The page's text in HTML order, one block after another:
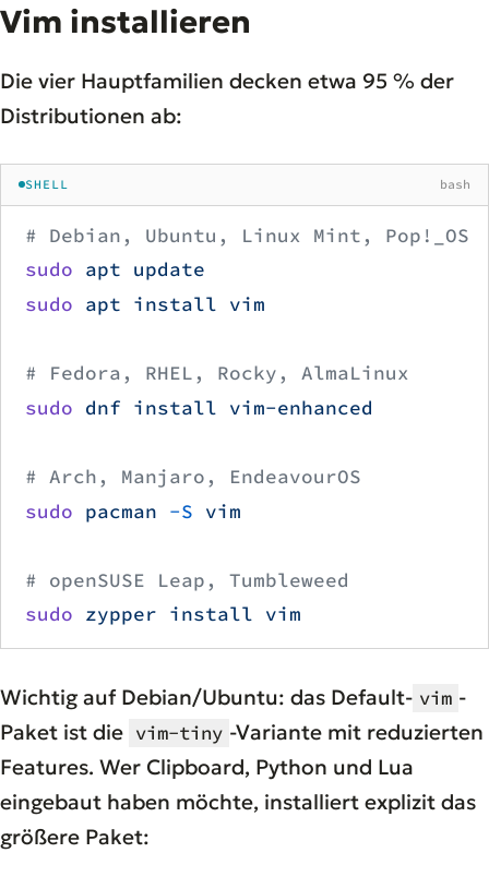
Vim installieren
Die vier Hauptfamilien decken etwa 95 % der
Distributionen ab:
SHELL bash
# Debian, Ubuntu, Linux Mint, Pop!_OS
sudo apt update
sudo apt install vim
# Fedora, RHEL, Rocky, AlmaLinux
sudo dnf install vim-enhanced
# Arch, Manjaro, EndeavourOS
sudo pacman -S vim
# openSUSE Leap, Tumbleweed
sudo zypper install vim
Wichtig auf Debian/Ubuntu: das Default- vim -
Paket ist die vim-tiny -Variante mit reduzierten
Features. Wer Clipboard, Python und Lua
eingebaut haben möchte, installiert explizit das
größere Paket: